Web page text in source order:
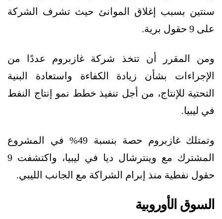
سنتين بسبب إغلاق الموانئ حيث تشرف الشركة
على 9 حقول برية.
ومن المقرر أن تتخذ شركة غازبروم عددًا من
الإجراءات بشأن زيادة الكفاءة واستعادة البنية
التحتية للإنتاج، من أجل تنفيذ خطط نمو إنتاج النفط
في ليبيا.
وتمتلك غازبروم حصة بنسبة 49% في المشروع
المشترك مع وينترشال ديا في ليبيا، واكتشفت 9
حقول نفطية منذ إبرام الشراكة مع الجانب الليبي.
السوق الأوروبية